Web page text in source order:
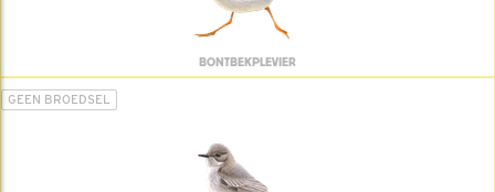
BONTBEKPLEVIER
GEEN BROEDSEL